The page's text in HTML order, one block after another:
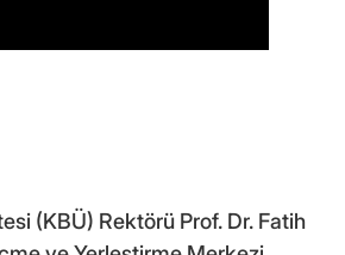
(KBÜ) Rektörü Prof. Dr. Fatih